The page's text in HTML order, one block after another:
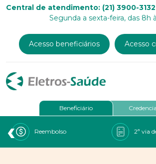
Central de atendimento: (21) 3900-3132
Segunda a sexta-feira, das 8h
Acesso beneficiários Acesso
Beneficiário
Reembolso 2ª via
‹